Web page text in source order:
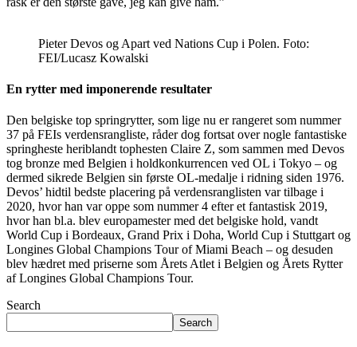
Pieter Devos og Apart ved Nations Cup i Polen. Foto:
FEI/Lucasz Kowalski
En rytter med imponerende resultater
Den belgiske top springrytter, som lige nu er rangeret som nummer
37 på FEIs verdensrangliste, råder dog fortsat over nogle fantastiske
springheste heriblandt tophesten Claire Z, som sammen med Devos
tog bronze med Belgien i holdkonkurrencen ved OL i Tokyo – og
dermed sikrede Belgien sin første OL-medalje i ridning siden 1976.
Devos’ hidtil bedste placering på verdensranglisten var tilbage i
2020, hvor han var oppe som nummer 4 efter et fantastisk 2019,
hvor han bl.a. blev europamester med det belgiske hold, vandt
World Cup i Bordeaux, Grand Prix i Doha, World Cup i Stuttgart og
Longines Global Champions Tour of Miami Beach – og desuden
blev hædret med priserne som Årets Atlet i Belgien og Årets Rytter
af Longines Global Champions Tour.
Search
Search